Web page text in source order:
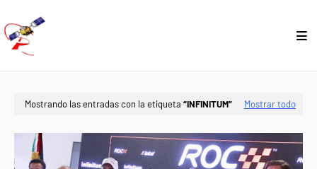
Mostrando las entradas con la etiqueta INFINITUM Mostrar todo